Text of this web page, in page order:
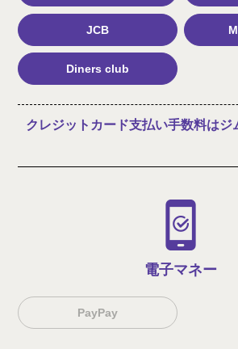
JCB
Diners club
クレジットカード支払い手数料はジ
電子マネー
PayPay